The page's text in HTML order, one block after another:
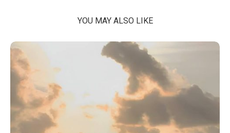
YOU MAY ALSO LIKE